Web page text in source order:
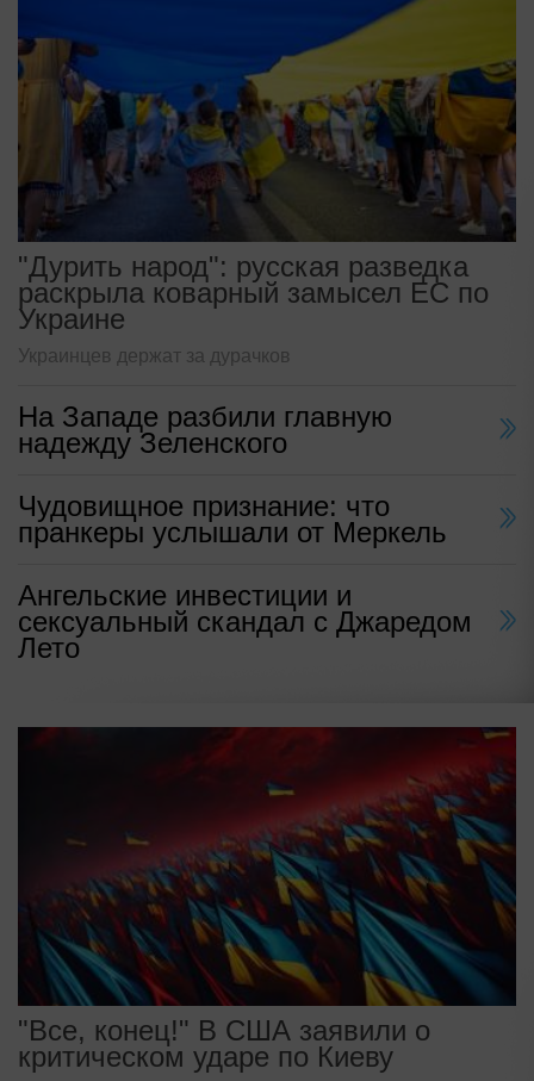
"Дурить народ": русская разведка
раскрыла коварный замысел ЕС по
Украине
Украинцев держат за дурачков
На Западе разбили главную
надежду Зеленского
Чудовищное признание: что
пранкеры услышали от Меркель
Ангельские инвестиции и
сексуальный скандал с Джаредом
Лето
"Все, конец!" В США заявили о
критическом ударе по Киеву